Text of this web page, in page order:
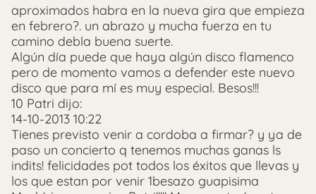
aproximados habra en la nueva gira que empieza
en febrero?. un abrazo y mucha fuerza en tu
camino debla buena suerte.
Algún día puede que haya algún disco flamenco
pero de momento vamos a defender este nuevo
disco que para mí es muy especial. Besos!!!
10 Patri dijo:
14-10-2013 10:22
Tienes previsto venir a cordoba a firmar? y ya de
paso un concierto q tenemos muchas ganas ls
indits! felicidades pot todos los éxitos que llevas y
los que estan por venir 1besazo guapisima